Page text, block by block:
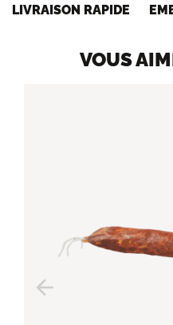
LIVRAISON RAPIDE
VOUS
arrow_back